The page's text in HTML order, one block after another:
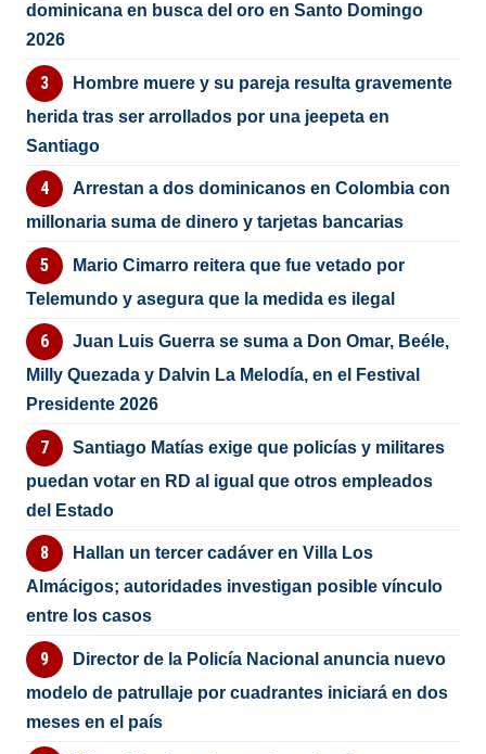
dominicana en busca del oro en Santo Domingo
2026
Hombre muere y su pareja resulta gravemente
herida tras ser arrollados por una jeepeta en
Santiago
Arrestan a dos dominicanos en Colombia con
millonaria suma de dinero y tarjetas bancarias
Mario Cimarro reitera que fue vetado por
Telemundo y asegura que la medida es ilegal
Juan Luis Guerra se suma a Don Omar, Beéle,
Milly Quezada y Dalvin La Melodía, en el Festival
Presidente 2026
Santiago Matías exige que policías y militares
puedan votar en RD al igual que otros empleados
del Estado
Hallan un tercer cadáver en Villa Los
Almácigos; autoridades investigan posible vínculo
entre los casos
Director de la Policía Nacional anuncia nuevo
modelo de patrullaje por cuadrantes iniciará en dos
meses en el país